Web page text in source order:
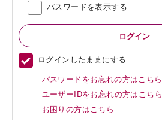
パスワードを表示する
ログインしたままにする
パスワードをお忘れの方はこちら
ユーザーIDをお忘れの方はこちら
お困りの方はこちら